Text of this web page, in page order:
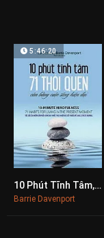
0
5:46:20
10 Phút Tĩnh Tâm, 71 Thói Quen Cân Bằng Cuộc Sống Hiện Đại
Barrie Davenport